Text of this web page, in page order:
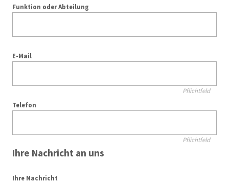
Funktion oder Abteilung
E-Mail
Pflichtfeld
Telefon
Pflichtfeld
Ihre Nachricht an uns
Ihre Nachricht